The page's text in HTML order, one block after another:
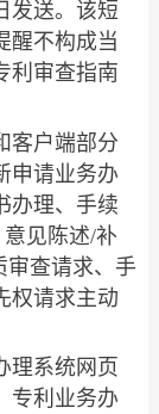
发送。该短
醒不构成当
利审查指南
客户端部分
申请业务办
办理、手续
见陈述/补
审查请求、手
权请求主动
理系统网页
专利业务办